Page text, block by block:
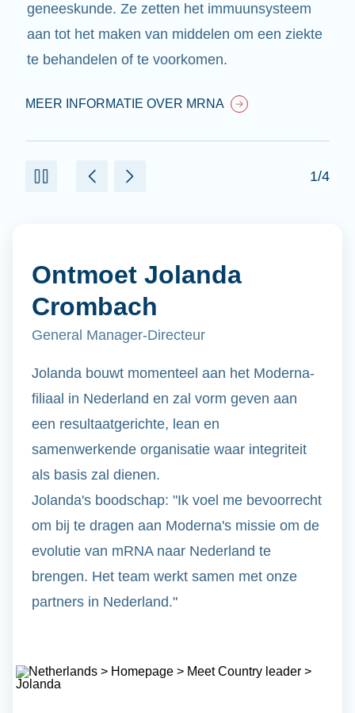
geneeskunde. Ze zetten het immuunsysteem
aan tot het maken van middelen om een ziekte
te behandelen of te voorkomen.
MEER INFORMATIE OVER MRNA
1/4
Ontmoet Jolanda
Crombach
General Manager-Directeur
Jolanda bouwt momenteel aan het Moderna-
filiaal in Nederland en zal vorm geven aan
een resultaatgerichte, lean en
samenwerkende organisatie waar integriteit
als basis zal dienen.
Jolanda's boodschap: "Ik voel me bevoorrecht
om bij te dragen aan Moderna's missie om de
evolutie van mRNA naar Nederland te
brengen. Het team werkt samen met onze
partners in Nederland."